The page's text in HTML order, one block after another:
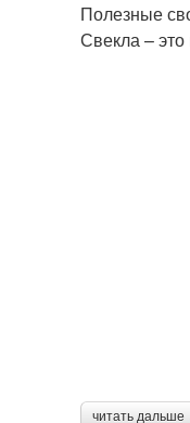
Полезные
Свекла –
читать дальше